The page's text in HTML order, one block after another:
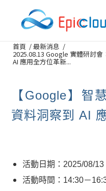
首頁 /最新消息 /
2025.08.13 Google 實體研討
AI 應用全方位革新...
【Google】智
資料洞察到 AI
活動日期：2025/08/13
活動時間：14:30－